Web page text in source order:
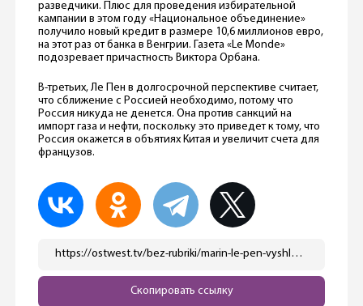
разведчики. Плюс для проведения избирательной
кампании в этом году «Национальное объединение»
получило новый кредит в размере 10,6 миллионов евро,
на этот раз от банка в Венгрии. Газета «Le Monde»
подозревает причастность Виктора Орбана.
В-третьих, Ле Пен в долгосрочной перспективе считает,
что сближение с Россией необходимо, потому что
Россия никуда не денется. Она против санкций на
импорт газа и нефти, поскольку это приведет к тому, что
Россия окажется в объятиях Китая и увеличит счета для
французов.
https://ostwest.tv/bez-rubriki/marin-le-pen-vyshla-vo-vtoroj-tur-vyborov-prezidenta-francii/
Скопировать ссылку